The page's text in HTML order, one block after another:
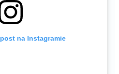
na Instagramie